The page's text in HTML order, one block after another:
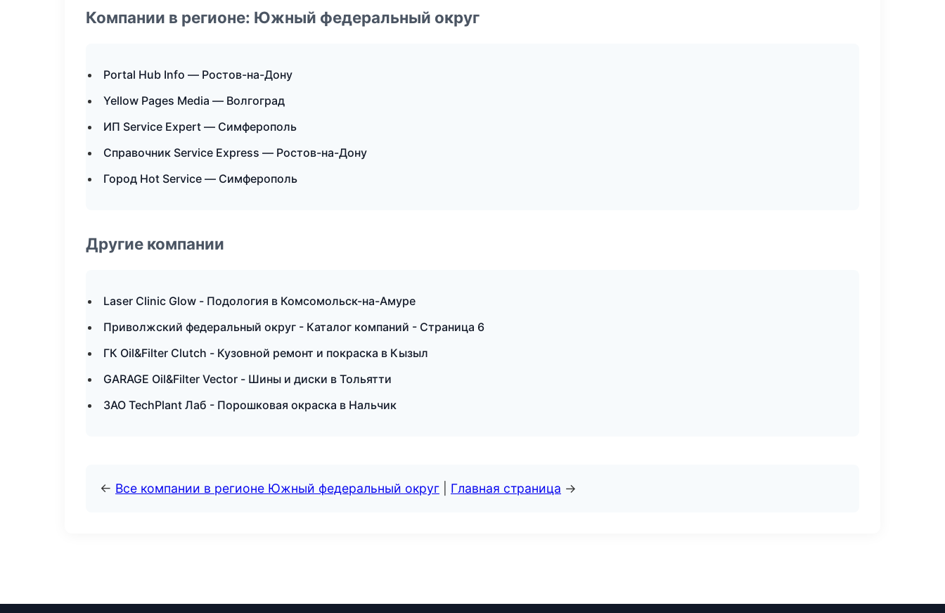
Компании в регионе: Южный федеральный округ
Portal Hub Info — Ростов-на-Дону
Yellow Pages Media — Волгоград
ИП Service Expert — Симферополь
Справочник Service Express — Ростов-на-Дону
Город Hot Service — Симферополь
Другие компании
Laser Clinic Glow - Подология в Комсомольск-на-Амуре
Приволжский федеральный округ - Каталог компаний - Страница 6
ГК Oil&Filter Clutch - Кузовной ремонт и покраска в Кызыл
GARAGE Oil&Filter Vector - Шины и диски в Тольятти
ЗАО TechPlant Лаб - Порошковая окраска в Нальчик
← Все компании в регионе Южный федеральный округ Главная страница →